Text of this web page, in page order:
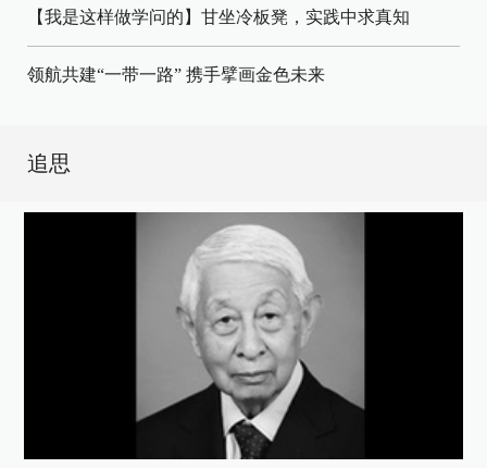
【我是这样做学问的】甘坐冷板凳，实践中求真知
领航共建“一带一路” 携手擘画金色未来
追思